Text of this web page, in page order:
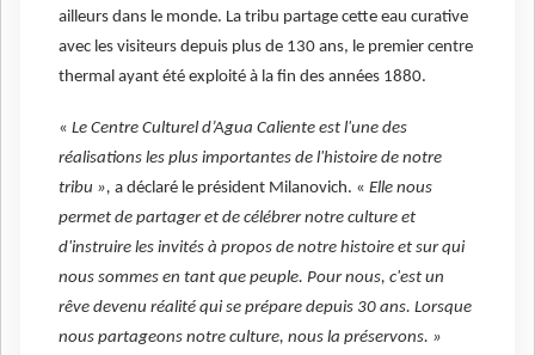
ailleurs dans le monde. La tribu partage cette eau curative
avec les visiteurs depuis plus de 130 ans, le premier centre
thermal ayant été exploité à la fin des années 1880.
« Le Centre Culturel d’Agua Caliente est l'une des
réalisations les plus importantes de l'histoire de notre
tribu », a déclaré le président Milanovich. « Elle nous
permet de partager et de célébrer notre culture et
d'instruire les invités à propos de notre histoire et sur qui
nous sommes en tant que peuple. Pour nous, c'est un
rêve devenu réalité qui se prépare depuis 30 ans. Lorsque
nous partageons notre culture, nous la préservons. »